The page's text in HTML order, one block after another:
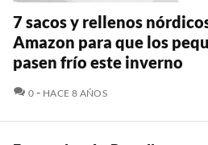
7 sacos y rellenos
Amazon para que los
pasen frío este inverno
0 COMENTARIOS
HACE 8 AÑOS